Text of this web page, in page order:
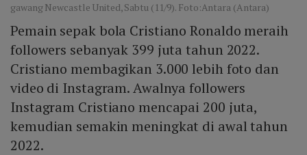
gawang Newcastle United, Sabtu (11/9). Foto:Antara (Antara)
Pemain sepak bola Cristiano Ronaldo meraih
followers sebanyak 399 juta tahun 2022.
Cristiano membagikan 3.000 lebih foto dan
video di Instagram. Awalnya followers
Instagram Cristiano mencapai 200 juta,
kemudian semakin meningkat di awal tahun
2022.